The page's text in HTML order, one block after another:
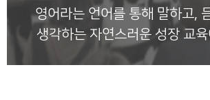
영어라는 언어를 통해 말하고,
생각하는 자연스러운 성장 교